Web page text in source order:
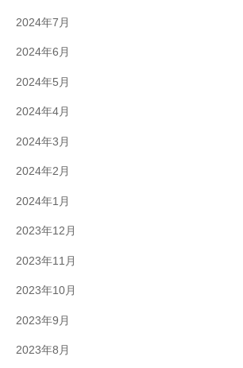
2024年7月
2024年6月
2024年5月
2024年4月
2024年3月
2024年2月
2024年1月
2023年12月
2023年11月
2023年10月
2023年9月
2023年8月